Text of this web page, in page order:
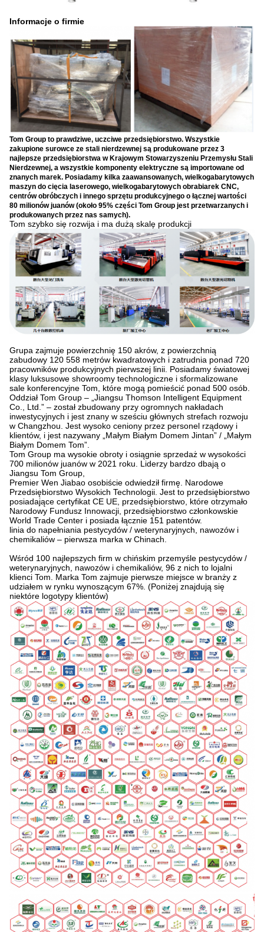
Informacje o firmie
Tom Group to prawdziwe, uczciwe przedsiębiorstwo. Wszystkie
zakupione surowce ze stali nierdzewnej są produkowane przez 3
najlepsze przedsiębiorstwa w Krajowym Stowarzyszeniu Przemysłu Stali
Nierdzewnej, a wszystkie komponenty elektryczne są importowane od
znanych marek. Posiadamy kilka zaawansowanych, wielkogabarytowych
maszyn do cięcia laserowego, wielkogabarytowych obrabiarek CNC,
centrów obróbczych i innego sprzętu produkcyjnego o łącznej wartości
80 milionów juanów (około 95% części Tom Group jest przetwarzanych i
produkowanych przez nas samych).
Tom szybko się rozwija i ma dużą skalę produkcji
Grupa zajmuje powierzchnię 150 akrów, z powierzchnią
zabudowy 120 558 metrów kwadratowych i zatrudnia ponad 720
pracowników produkcyjnych pierwszej linii. Posiadamy światowej
klasy luksusowe showroomy technologiczne i sformalizowane
sale konferencyjne Tom, które mogą pomieścić ponad 500 osób.
Oddział Tom Group – „Jiangsu Thomson Intelligent Equipment
Co., Ltd.” – został zbudowany przy ogromnych nakładach
inwestycyjnych i jest znany w sześciu głównych strefach rozwoju
w Changzhou. Jest wysoko ceniony przez personel rządowy i
klientów, i jest nazywany „Małym Białym Domem Jintan” / „Małym
Białym Domem Tom”.
Tom Group ma wysokie obroty i osiągnie sprzedaż w wysokości
700 milionów juanów w 2021 roku. Liderzy bardzo dbają o
Jiangsu Tom Group,
Premier Wen Jiabao osobiście odwiedził firmę. Narodowe
Przedsiębiorstwo Wysokich Technologii. Jest to przedsiębiorstwo
posiadające certyfikat CE UE, przedsiębiorstwo, które otrzymało
Narodowy Fundusz Innowacji, przedsiębiorstwo członkowskie
World Trade Center i posiada łącznie 151 patentów.
linia do napełniania pestycydów / weterynaryjnych, nawozów i
chemikaliów – pierwsza marka w Chinach.
Wśród 100 najlepszych firm w chińskim przemyśle pestycydów /
weterynaryjnych, nawozów i chemikaliów, 96 z nich to lojalni
klienci Tom. Marka Tom zajmuje pierwsze miejsce w branży z
udziałem w rynku wynoszącym 67%. (Poniżej znajdują się
niektóre logotypy klientów)